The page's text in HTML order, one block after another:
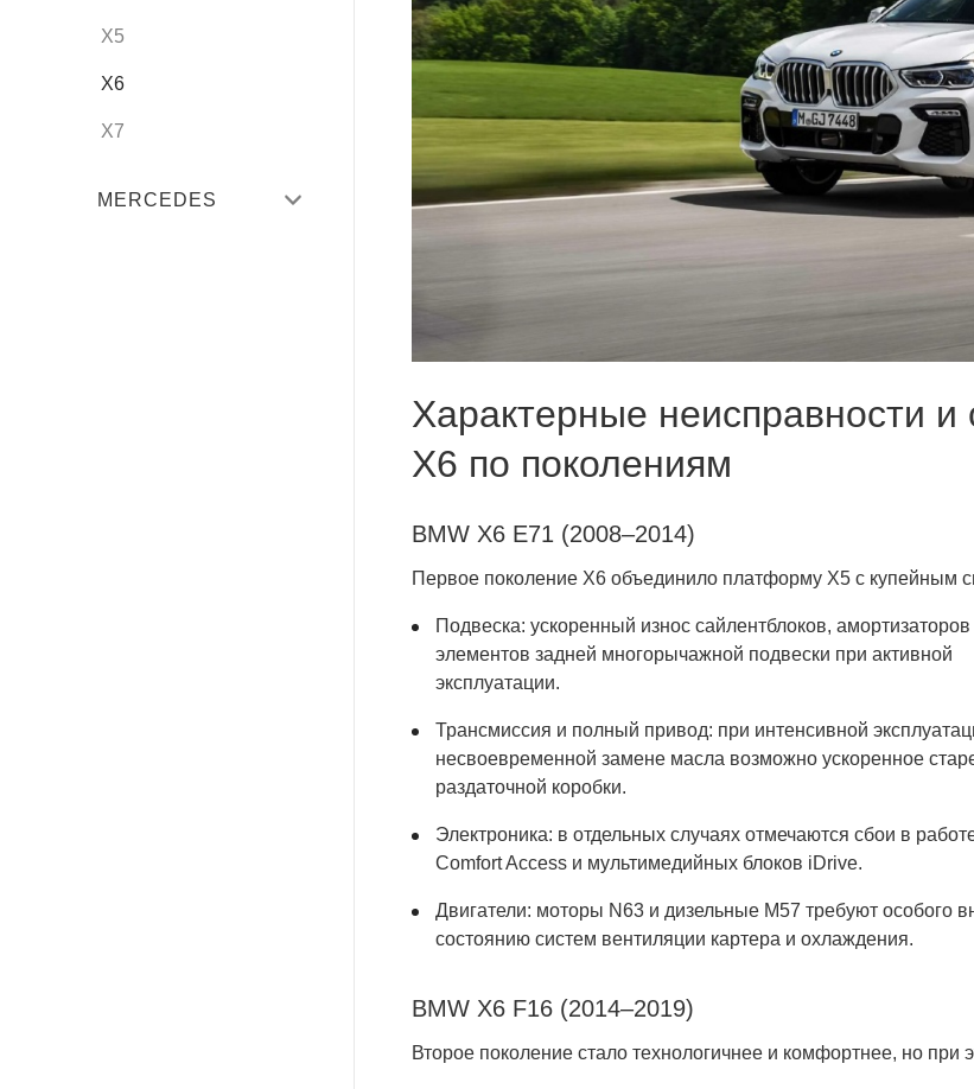
X5
X6
X7
MERCEDES
Характерные неисправности
X6 по поколениям
BMW X6 E71 (2008–2014)
Первое поколение X6 объединило платформу X5 с купейным
Подвеска: ускоренный износ сайлентблоков, амортизаторов
элементов задней многорычажной подвески при активной
эксплуатации.
Трансмиссия и полный привод: при интенсивной
несвоевременной замене масла возможно ускоренное
раздаточной коробки.
Электроника: в отдельных случаях отмечаются сбои в
Comfort Access и мультимедийных блоков iDrive.
Двигатели: моторы N63 и дизельные M57 требуют особого
состоянию систем вентиляции картера и охлаждения.
BMW X6 F16 (2014–2019)
Второе поколение стало технологичнее и комфортнее, но при